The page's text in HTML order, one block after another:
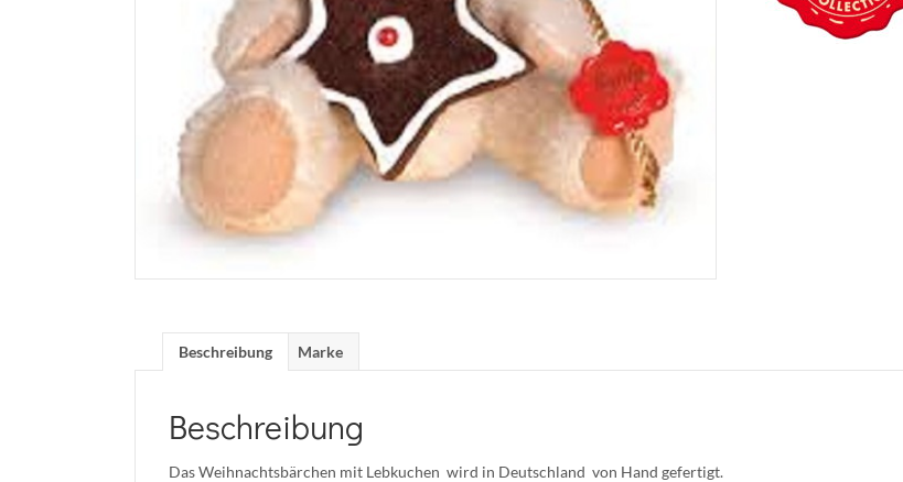
Beschreibung Marke
Beschreibung
Das Weihnachtsbärchen mit Lebkuchen wird in Deutschland von Hand gefertigt.